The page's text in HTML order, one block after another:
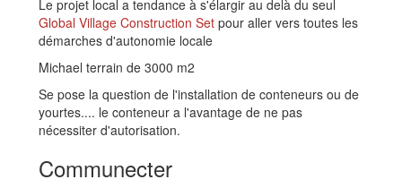
Le projet local a tendance à s'élargir au delà du seul
Global Village Construction Set pour aller vers toutes les
démarches d'autonomie locale
Michael terrain de 3000 m2
Se pose la question de l'installation de conteneurs ou de
yourtes.... le conteneur a l'avantage de ne pas
nécessiter d'autorisation.
Communecter